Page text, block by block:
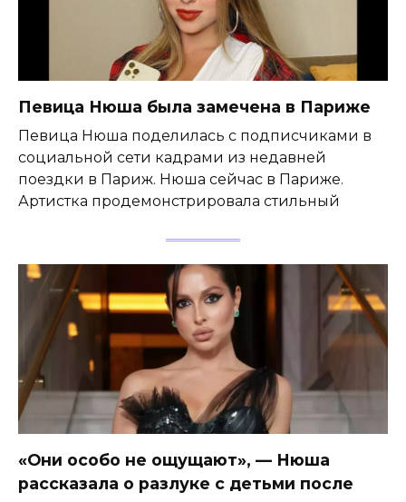
Певица Нюша была замечена в Париже
Певица Нюша поделилась с подписчиками в
социальной сети кадрами из недавней
поездки в Париж. Нюша сейчас в Париже.
Артистка продемонстрировала стильный
«Они особо не ощущают», — Нюша
рассказала о разлуке с детьми после